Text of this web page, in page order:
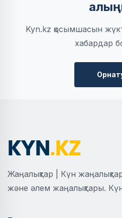
Kyn.kz қосымшасын
хабардар
Жаңалықтар | Күн
және әлем жаңалықтары.